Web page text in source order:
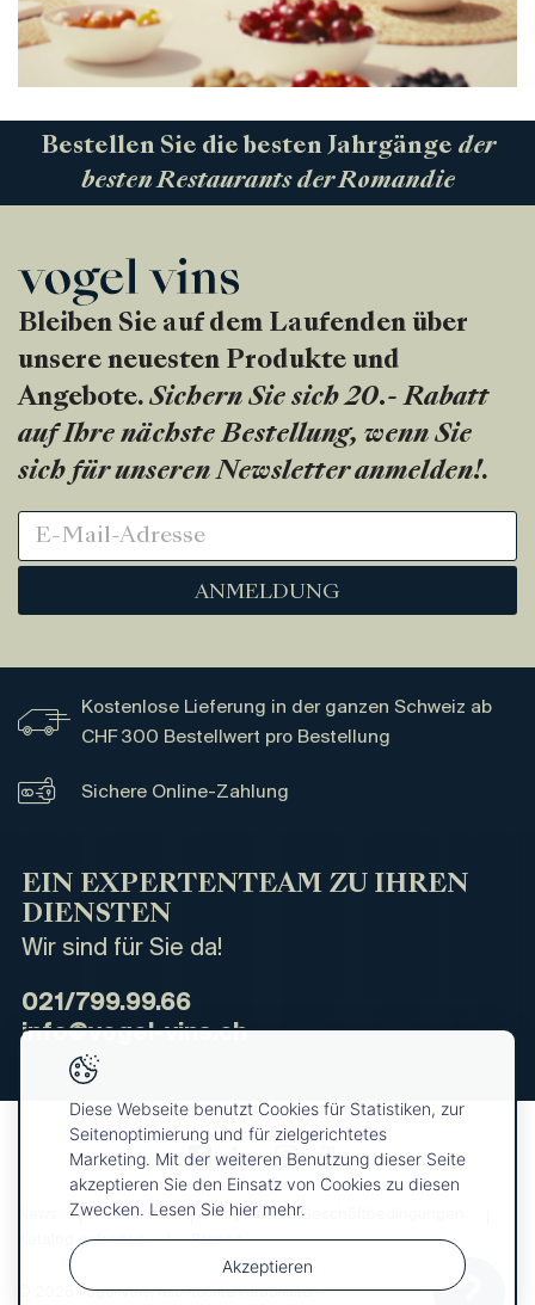
Bestellen Sie die besten Jahrgänge der
besten Restaurants der Romandie
Bleiben Sie auf dem Laufenden über
unsere neuesten Produkte und
Angebote. Sichern Sie sich 20.- Rabatt
auf Ihre nächste Bestellung, wenn Sie
sich für unseren Newsletter anmelden!.
ANMELDUNG
Kostenlose Lieferung in der ganzen Schweiz ab
CHF 300 Bestellwert pro Bestellung
Sichere Online-Zahlung
EIN EXPERTENTEAM ZU IHREN
DIENSTEN
Wir sind für Sie da!
021/799.99.66
info@vogel-vins.ch
Über uns
Allgemeine Geschäftbedingungen
Katalog anfragen
Presse
© 2026 Vogel Vins. Alle Rechte vorbehalten
Ihre
Diese Webseite benutzt Cookies für Statistiken, zur
Seitenoptimierung und für zielgerichtetes
Marketing. Mit der weiteren Benutzung dieser Seite
akzeptieren Sie den Einsatz von Cookies zu diesen
Zwecken. Lesen Sie hier mehr.
Akzeptieren